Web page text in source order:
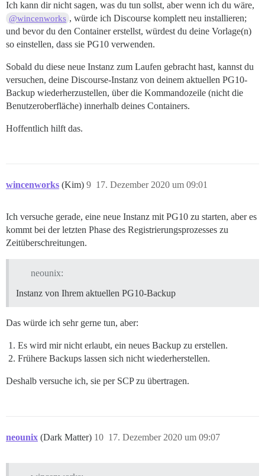
Ich kann dir nicht sagen, was du tun sollst, aber wenn ich du wäre,
@wincenworks , würde ich Discourse komplett neu installieren;
und bevor du den Container erstellst, würdest du deine Vorlage(n)
so einstellen, dass sie PG10 verwenden.
Sobald du diese neue Instanz zum Laufen gebracht hast, kannst du
versuchen, deine Discourse-Instanz von deinem aktuellen PG10-
Backup wiederherzustellen, über die Kommandozeile (nicht die
Benutzeroberfläche) innerhalb deines Containers.
Hoffentlich hilft das.
wincenworks (Kim) 17. Dezember 2020 um 09:01
9
Ich versuche gerade, eine neue Instanz mit PG10 zu starten, aber es
kommt bei der letzten Phase des Registrierungsprozesses zu
Zeitüberschreitungen.
neounix:
Instanz von Ihrem aktuellen PG10-Backup
Das würde ich sehr gerne tun, aber:
Es wird mir nicht erlaubt, ein neues Backup zu erstellen.
Frühere Backups lassen sich nicht wiederherstellen.
Deshalb versuche ich, sie per SCP zu übertragen.
neounix (Dark Matter) 17. Dezember 2020 um 09:07
10